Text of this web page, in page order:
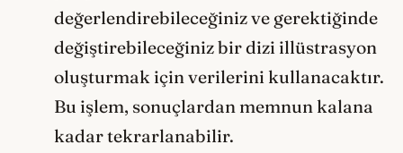
değerlendirebileceğiniz ve gerektiğinde
değiştirebileceğiniz bir dizi illüstrasyon
oluşturmak için verilerini kullanacaktır.
Bu işlem, sonuçlardan memnun kalana
kadar tekrarlanabilir.